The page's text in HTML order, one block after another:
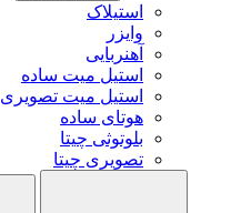
استیلاک
وایزر
آهنربایی
استیل میت ساده
استیل میت تصویری
هوتای ساده
بلوتوثی چیتا
تصویری چیتا